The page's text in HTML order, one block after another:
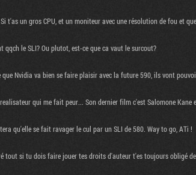
t'as un gros CPU, et un moniteur avec une résolution de fou et
qqch le SLI? Ou plutot, est-ce que ca vaut le surcout?
que Nvidia va bien se faire plaisir avec la future 590, ils vont
qui me fait peur... Son dernier film c'est Salomone Kane
qu'elle se fait ravager le cul par un SLI de 580. Way to go, ATi !
tout si tu dois faire jouer tes droits d'auteur t'es toujours obligé